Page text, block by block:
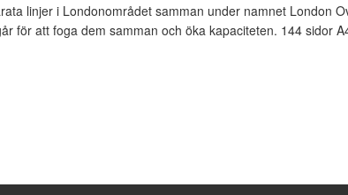
linjer i Londonområdet samman under namnet London
för att foga dem samman och öka kapaciteten. 144 sidor